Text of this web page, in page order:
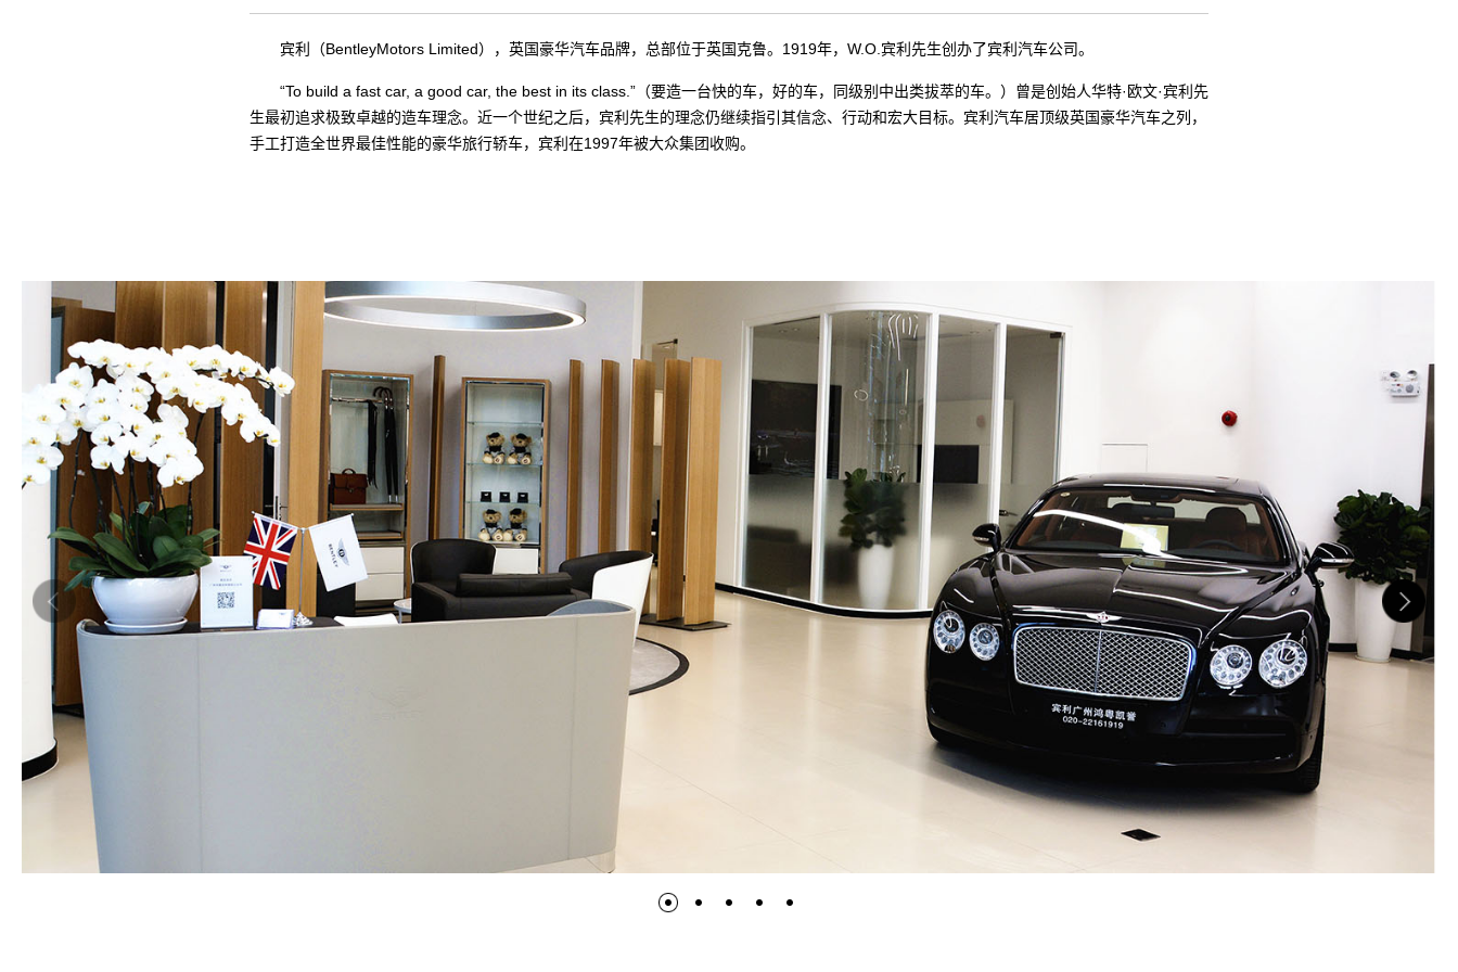
宾利（BentleyMotors Limited），英国豪华汽车品牌，总部位于英国克鲁。1919年，W.O.宾利先生创办了宾利汽车公司。
“To build a fast car, a good car, the best in its class.”（要造一台快的车，好的车，同级别中出类拔萃的车。）曾是创始人华特·欧文·宾利先
生最初追求极致卓越的造车理念。近一个世纪之后，宾利先生的理念仍继续指引其信念、行动和宏大目标。宾利汽车居顶级英国豪华汽车之列，
手工打造全世界最佳性能的豪华旅行轿车，宾利在1997年被大众集团收购。